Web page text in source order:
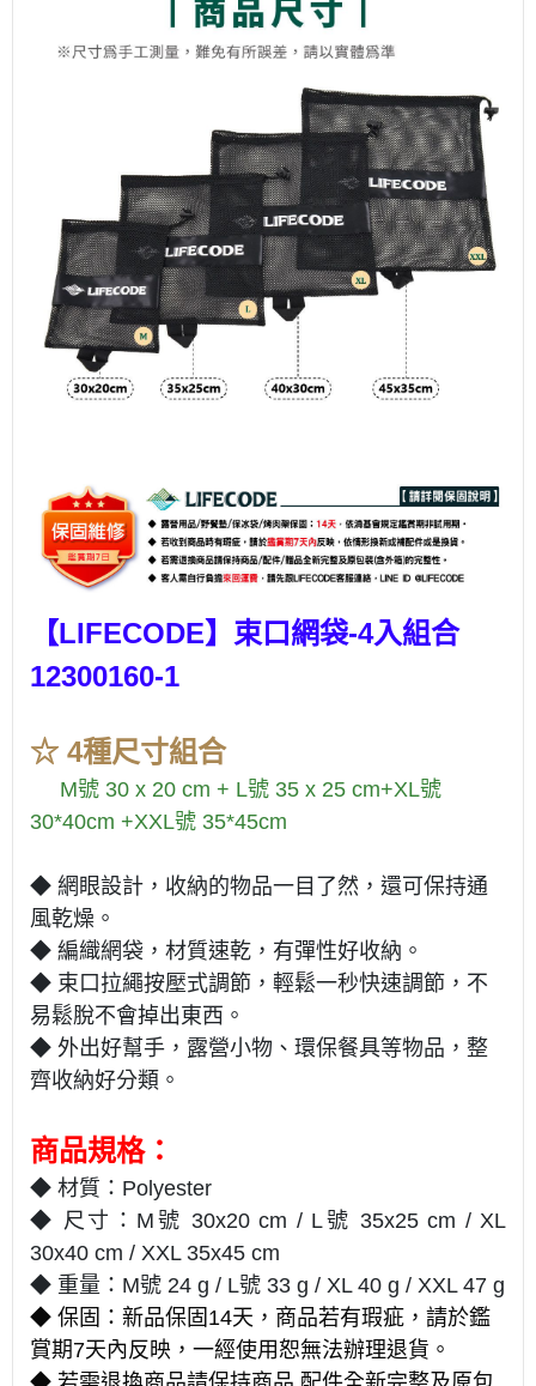
【LIFECODE】束口網袋-4入組合
12300160-1
☆ 4種尺寸組合
M號 30 x 20 cm + L號 35 x 25 cm+XL號
30*40cm +XXL號 35*45cm
◆ 網眼設計，收納的物品一目了然，還可保持通
風乾燥。
◆ 編織網袋，材質速乾，有彈性好收納。
◆ 束口拉繩按壓式調節，輕鬆一秒快速調節，不
易鬆脫不會掉出東西。
◆ 外出好幫手，露營小物、環保餐具等物品，整
齊收納好分類。
商品規格：
◆ 材質：Polyester
◆ 尺寸：M號 30x20 cm / L號 35x25 cm / XL
30x40 cm / XXL 35x45 cm
◆ 重量：M號 24 g / L號 33 g / XL 40 g / XXL 47 g
◆ 保固：新品保固14天，商品若有瑕疵，請於鑑
賞期7天內反映，一經使用恕無法辦理退貨。